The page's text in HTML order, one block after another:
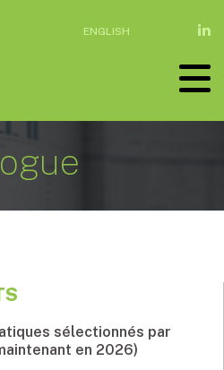
ENGLISH
sélectionnés par
en 2026)